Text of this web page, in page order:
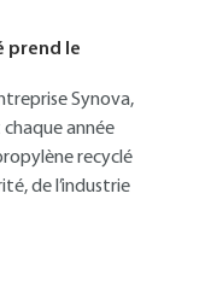
prend le
Synova,
année
recyclé
de l’industrie